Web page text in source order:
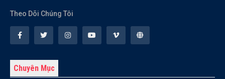
Theo Dõi Chúng Tôi
Chuyên Mục